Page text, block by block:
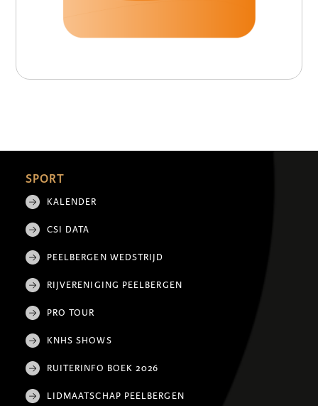
SPORT
KALENDER
CSI DATA
PEELBERGEN WEDSTRIJD
RIJVERENIGING PEELBERGEN
PRO TOUR
KNHS SHOWS
RUITERINFO BOEK 2026
LIDMAATSCHAP PEELBERGEN